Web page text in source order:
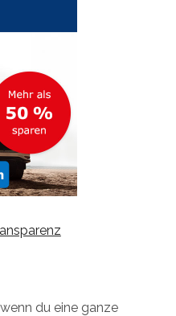
du eine ganze